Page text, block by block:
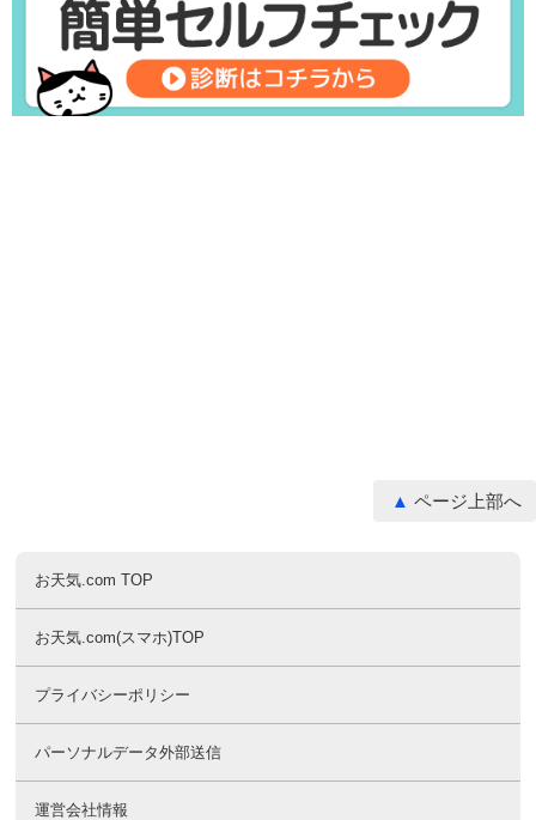
ページ上部へ
お天気.com TOP
お天気.com(スマホ)TOP
プライバシーポリシー
パーソナルデータ外部送信
運営会社情報